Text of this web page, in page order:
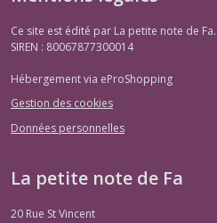
Ce site est édité par La petite note de Fa.
SIREN : 80067877300014
Hébergement via eProShopping
Gestion des cookies
Données personnelles
La petite note de Fa
20 Rue St Vincent